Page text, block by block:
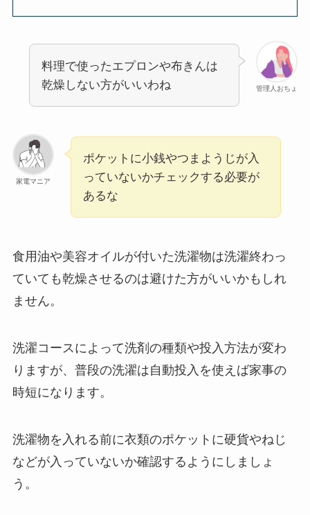
管理人おちょ
料理で使ったエプロンや布きんは
乾燥しない方がいいわね
家電マニア
ポケットに小銭やつまようじが入
っていないかチェックする必要が
あるな
食用油や美容オイルが付いた洗濯物は洗濯終わっ
ていても乾燥させるのは避けた方がいいかもしれ
ません。
洗濯コースによって洗剤の種類や投入方法が変わ
りますが、普段の洗濯は自動投入を使えば家事の
時短になります。
洗濯物を入れる前に衣類のポケットに硬貨やねじ
などが入っていないか確認するようにしましょ
う。